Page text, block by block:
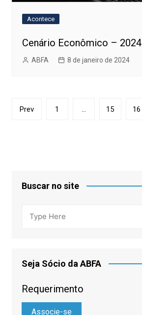
Acontece
Cenário Econômico – 2024
ABFA 8 de janeiro de 2024
Paginação
Prev 1 … 15 16
Buscar no site
Seja Sócio da ABFA
Requerimento
Associe-se